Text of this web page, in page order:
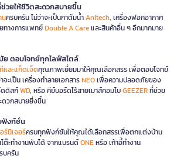
ช่วยให้ชีวิตสะดวกสบายขึ้น
นครบครัน ไม่ว่าจะเป็นกาต้มน้ำAnitech, เครื่องฟอกอากาศ
ทางการแพทย์Double A Careและสินค้าอื่น ๆ อีกมากมาย
ย ตอบโจทย์ทุกไลฟ์สไตล์
และแก็ดเจ็ตคุณภาพเยี่ยมมาให้คุณเลือกสรร เพื่อตอบโจทย์
ะเป็น เครื่องทำลายเอกสารNEOเพื่อความปลอดภัยของ
ดดิสก์WD, หรือ คีย์บอร์ดไร้สายเมาส์คอมโบGEEZERที่ช่วย
ดวกสบายยิ่งขึ้น
ฟังก์ชั่น
ร์นิเจอร์ครบทุกฟังก์ชันให้คุณได้เลือกสรรเพื่อตกแต่งบ้าน
โต๊ะทำงานพับได้ จากแบรนด์ONEหรือ เก้าอี้ทำงาน
บครัน